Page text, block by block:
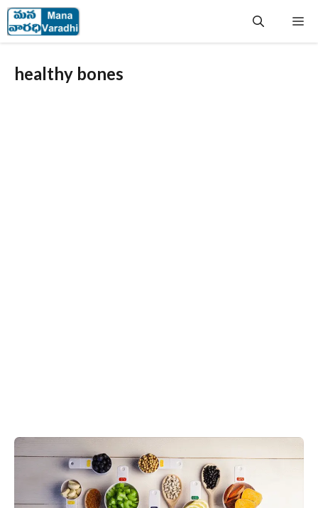
Skip
to
content
healthy bones